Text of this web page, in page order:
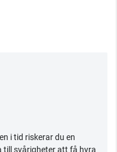
i tid riskerar du en
till svårigheter att få hyra